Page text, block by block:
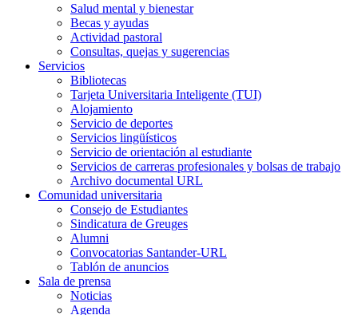
Salud mental y bienestar
Becas y ayudas
Actividad pastoral
Consultas, quejas y sugerencias
Servicios
Bibliotecas
Tarjeta Universitaria Inteligente (TUI)
Alojamiento
Servicio de deportes
Servicios lingüísticos
Servicio de orientación al estudiante
Servicios de carreras profesionales y bolsas de trabajo
Archivo documental URL
Comunidad universitaria
Consejo de Estudiantes
Sindicatura de Greuges
Alumni
Convocatorias Santander-URL
Tablón de anuncios
Sala de prensa
Noticias
Agenda